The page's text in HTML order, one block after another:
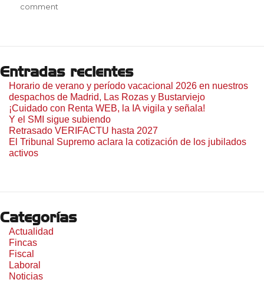
on
comment
SMI
Entradas recientes
Horario de verano y período vacacional 2026 en nuestros
despachos de Madrid, Las Rozas y Bustarviejo
¡Cuidado con Renta WEB, la IA vigila y señala!
Y el SMI sigue subiendo
Retrasado VERIFACTU hasta 2027
El Tribunal Supremo aclara la cotización de los jubilados
activos
Categorías
Actualidad
Fincas
Fiscal
Laboral
Noticias